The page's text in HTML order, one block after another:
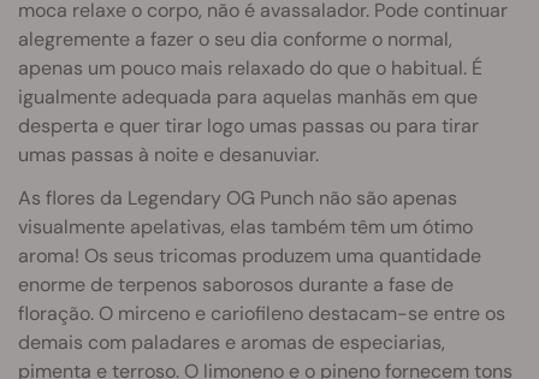
moca relaxe o corpo, não é avassalador. Pode continuar
alegremente a fazer o seu dia conforme o normal,
apenas um pouco mais relaxado do que o habitual. É
igualmente adequada para aquelas manhãs em que
desperta e quer tirar logo umas passas ou para tirar
umas passas à noite e desanuviar.
As flores da Legendary OG Punch não são apenas
visualmente apelativas, elas também têm um ótimo
aroma! Os seus tricomas produzem uma quantidade
enorme de terpenos saborosos durante a fase de
floração. O mirceno e cariofileno destacam-se entre os
demais com paladares e aromas de especiarias,
pimenta e terroso. O limoneno e o pineno fornecem tons